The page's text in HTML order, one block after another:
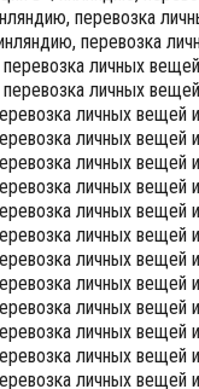
перевозка
перевозка
личных
личных
личных вещей
личных вещей
личных вещей
личных вещей
личных вещей
личных вещей
личных вещей
личных вещей
личных вещей
личных вещей
личных вещей
личных вещей